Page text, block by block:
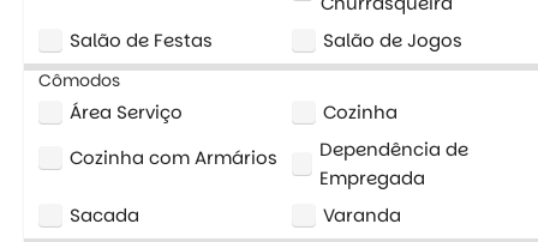
Salão de Festas
Salão de Jogos
Cômodos
Área Serviço
Cozinha
Cozinha com Armários
Dependência de
Empregada
Sacada
Varanda